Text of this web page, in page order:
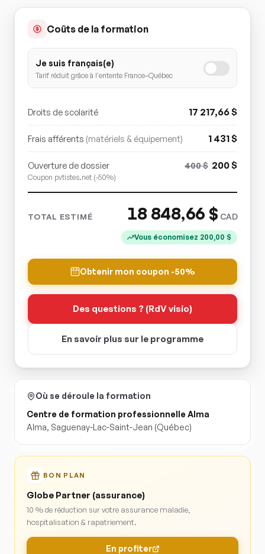
Coûts de la formation
Je suis français(e)
Tarif réduit grâce à l'entente France–Québec
Droits de scolarité 17 217,66$
Frais afférents (matériels & équipement) 1 431$
Ouverture de dossier
Coupon pvtistes.net (-50%)
400$ 200$
TOTAL ESTIMÉ 18 848,66 $ CAD
Vous économisez 200,00 $
Obtenir mon coupon -50%
Des questions ? (RdV visio)
En savoir plus sur le programme
Où se déroule la formation
Centre de formation professionnelle Alma
Alma, Saguenay-Lac-Saint-Jean (Québec)
BON PLAN
Globe Partner (assurance)
10 % de réduction sur votre assurance maladie,
hospitalisation & rapatriement.
En profiter